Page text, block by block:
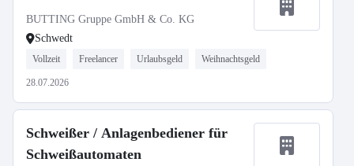
BUTTING Gruppe GmbH & Co. KG
Schwedt
Vollzeit Freelancer Urlaubsgeld Weihnachtsgeld
28.07.2026
Schweißer / Anlagenbediener für
Schweißautomaten